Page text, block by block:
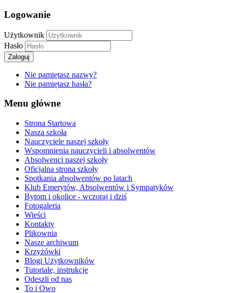
Logowanie
Użytkownik
Hasło
Zaloguj
Nie pamiętasz nazwy?
Nie pamiętasz hasła?
Menu główne
Strona Startowa
Nasza szkoła
Nauczyciele naszej szkoły
Wspomnienia nauczycieli i absolwentów
Absolwenci naszej szkoły
Oficjalna strona szkoły
Spotkania absolwentów po latach
Klub Emerytów, Absolwentów i Sympatyków
Bytom i okolice - wczoraj i dziś
Fotogaleria
Wieści
Kontakty
Plikownia
Nasze archiwum
Krzyżówki
Blogi Użytkowników
Tutoriale, instrukcje
Odeszli od nas
To i Owo